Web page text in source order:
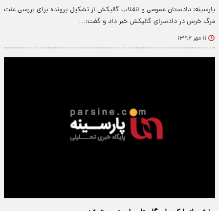
پارسینه: دادستان عمومی و انقلاب گالیکش از تشکیل پرونده برای بررسی علت
مرگ خرس در دادسرای گالیکش خبر داد و گفت:…
۱۱ مهر ۱۳۹۶